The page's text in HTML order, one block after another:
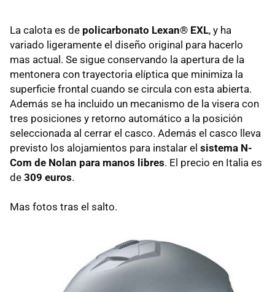
La calota es de policarbonato Lexan® EXL, y ha
variado ligeramente el diseño original para hacerlo
mas actual. Se sigue conservando la apertura de la
mentonera con trayectoria elíptica que minimiza la
superficie frontal cuando se circula con esta abierta.
Además se ha incluido un mecanismo de la visera con
tres posiciones y retorno automático a la posición
seleccionada al cerrar el casco. Además el casco lleva
previsto los alojamientos para instalar el sistema N-
Com de Nolan para manos libres. El precio en Italia es
de 309 euros.
Mas fotos tras el salto.